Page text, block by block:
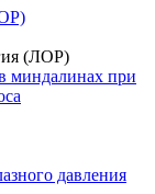
(ЛОР)
миндалинах при
давления